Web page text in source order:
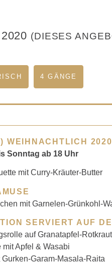
(DIESES
4 GÄNGE
WEIHNACHTLICH 2020
Sonntag ab 18 Uhr
mit Curry-Kräuter-Butter
mit Garnelen-Grünkohl-
SERVIERT AUF
auf Granatapfel-Rotkraut
mit Apfel & Wasabi
Garam-Masala-Raita